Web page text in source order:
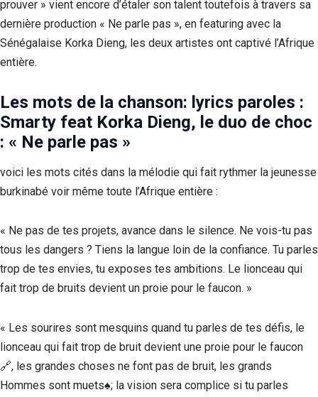
prouver » vient encore d’étaler son talent toutefois à travers sa
dernière production « Ne parle pas », en featuring avec la
Sénégalaise Korka Dieng, les deux artistes ont captivé l’Afrique
entière.
Les mots de la chanson: lyrics paroles :
Smarty feat Korka Dieng, le duo de choc
: « Ne parle pas »
voici les mots cités dans la mélodie qui fait rythmer la jeunesse
burkinabé voir même toute l’Afrique entière :
« Ne pas de tes projets, avance dans le silence. Ne vois-tu pas
tous les dangers ? Tiens la langue loin de la confiance. Tu parles
trop de tes envies, tu exposes tes ambitions. Le lionceau qui
fait trop de bruits devient un proie pour le faucon. »
« Les sourires sont mesquins quand tu parles de tes défis, le
lionceau qui fait trop de bruit devient une proie pour le faucon
🔗, les grandes choses ne font pas de bruit, les grands
Hommes sont muets♠️; la vision sera complice si tu parles